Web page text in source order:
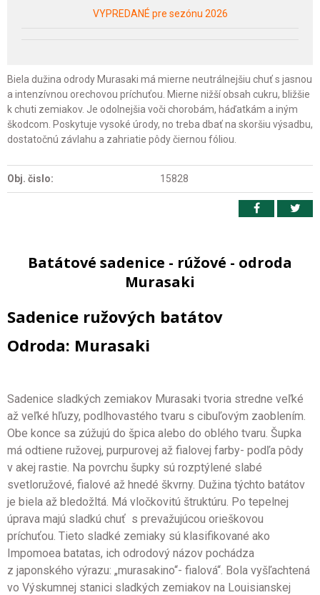
VYPREDANÉ pre sezónu 2026
Biela dužina odrody Murasaki má mierne neutrálnejšiu chuť s jasnou
a intenzívnou orechovou príchuťou. Mierne nižší obsah cukru, bližšie
k chuti zemiakov. Je odolnejšia voči chorobám, háďatkám a iným
škodcom. Poskytuje vysoké úrody, no treba dbať na skoršiu výsadbu,
dostatočnú závlahu a zahriatie pôdy čiernou fóliou.
Obj. čislo: 15828
Batátové sadenice - rúžové - odroda
Murasaki
Sadenice ružových batátov
Odroda: Murasaki
Sadenice sladkých zemiakov Murasaki tvoria stredne veľké
až veľké hľuzy, podlhovastého tvaru s cibuľovým zaoblením.
Obe konce sa zúžujú do špica alebo do oblého tvaru. Šupka
má odtiene ružovej, purpurovej až fialovej farby- podľa pôdy
v akej rastie. Na povrchu šupky sú rozptýlené slabé
svetloružové, fialové až hnedé škvrny. Dužina týchto batátov
je biela až bledožltá. Má vločkovitú štruktúru. Po tepelnej
úprava majú sladkú chuť s prevažujúcou orieškovou
príchuťou. Tieto sladké zemiaky sú klasifikované ako
Impomoea batatas, ich odrodový názov pochádza
z japonského výrazu: „murasakino“- fialová“. Bola vyšľachtená
vo Výskumnej stanici sladkých zemiakov na Louisianskej